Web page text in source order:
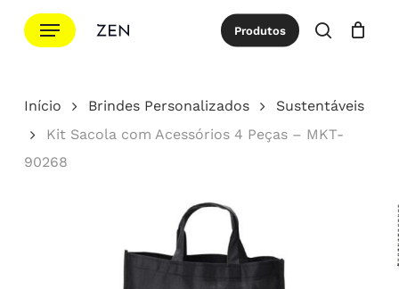
para
principal
Menu Produtos
procurar
Cotação Close
Início Brindes Personalizados
Sustentáveis
Kit Sacola com Acessórios 4 Peças – MKT-
90268